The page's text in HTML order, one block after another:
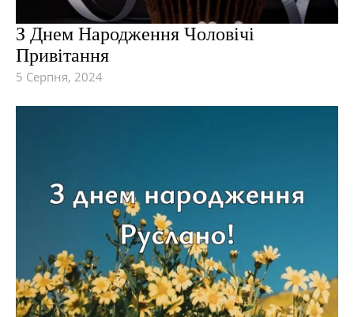
З Днем Народження Чоловічі
Привітання
5 Серпня, 2024